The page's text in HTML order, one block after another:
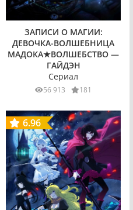
ЗАПИСИ О МАГИИ:
ДЕВОЧКА-ВОЛШЕБНИЦА
МАДОКА★ВОЛШЕБСТВО —
ГАЙДЭН
Сериал
56 913 181
6.96